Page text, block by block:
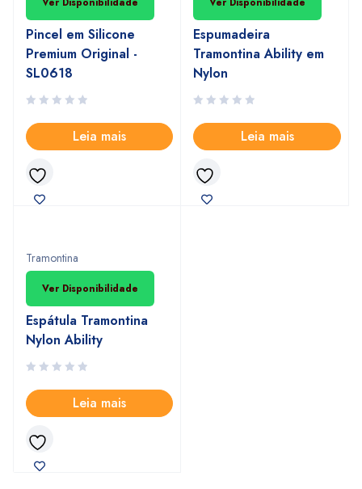
Pincel em Silicone
Premium Original -
SL0618
Leia mais
Espumadeira
Tramontina Ability em
Nylon
Leia mais
Tramontina
Ver Disponibilidade
Espátula Tramontina
Nylon Ability
Leia mais